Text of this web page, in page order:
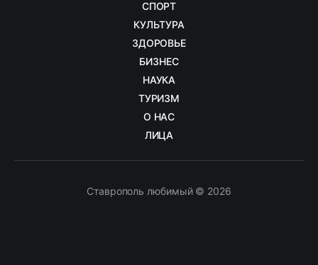
СПОРТ
КУЛЬТУРА
ЗДОРОВЬЕ
БИЗНЕС
НАУКА
ТУРИЗМ
О НАС
ЛИЦА
Ставрополь любимый © 2026